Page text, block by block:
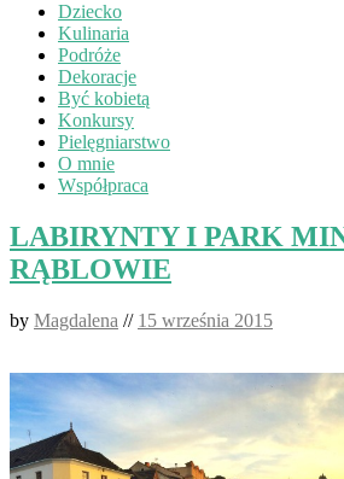
Dziecko
Kulinaria
Podróże
Dekoracje
Być kobietą
Konkursy
Pielęgniarstwo
O mnie
Współpraca
LABIRYNTY I PARK
RĄBLOWIE
by Magdalena // 15 września 2015